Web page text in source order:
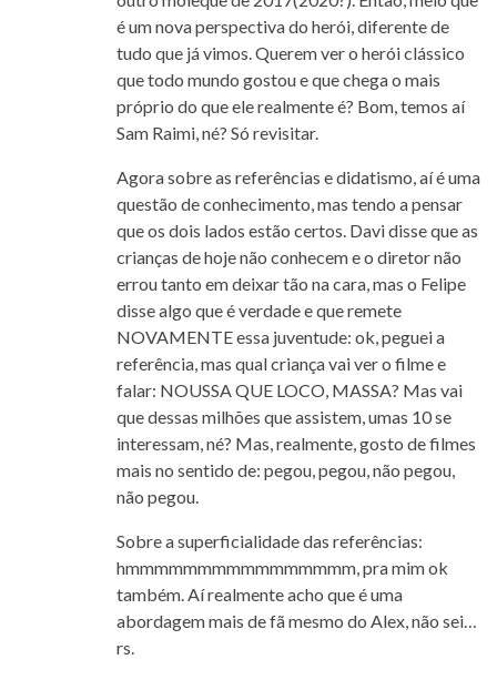
é um nova perspectiva do herói, diferente de
tudo que já vimos. Querem ver o herói clássico
que todo mundo gostou e que chega o mais
próprio do que ele realmente é? Bom, temos aí
Sam Raimi, né? Só revisitar.
Agora sobre as referências e didatismo, aí é uma
questão de conhecimento, mas tendo a pensar
que os dois lados estão certos. Davi disse que as
crianças de hoje não conhecem e o diretor não
errou tanto em deixar tão na cara, mas o Felipe
disse algo que é verdade e que remete
NOVAMENTE essa juventude: ok, peguei a
referência, mas qual criança vai ver o filme e
falar: NOUSSA QUE LOCO, MASSA? Mas vai
que dessas milhões que assistem, umas 10 se
interessam, né? Mas, realmente, gosto de filmes
mais no sentido de: pegou, pegou, não pegou,
não pegou.
Sobre a superficialidade das referências:
hmmmmmmmmmmmmmmmm, pra mim ok
também. Aí realmente acho que é uma
abordagem mais de fã mesmo do Alex, não sei…
rs.